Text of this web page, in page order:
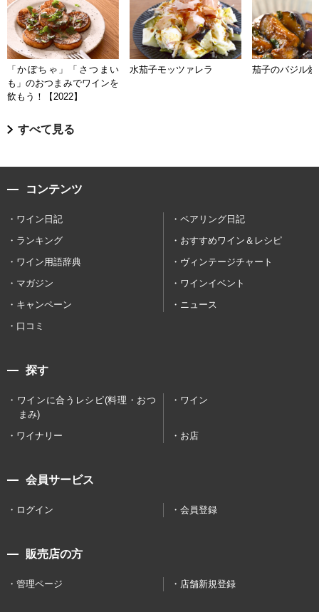
「かぼちゃ」「さつまい
も」のおつまみでワインを
飲もう！【2022】
水茄子モッツァレラ 茄子のバジル炒
すべて見る
コンテンツ
ワイン日記
ペアリング日記
ランキング
おすすめワイン＆レシピ
ワイン用語辞典
ヴィンテージチャート
マガジン
ワインイベント
キャンペーン
ニュース
口コミ
探す
ワインに合うレシピ(料理・おつ
まみ)
ワイン
ワイナリー お店
会員サービス
ログイン 会員登録
販売店の方
管理ページ 店舗新規登録